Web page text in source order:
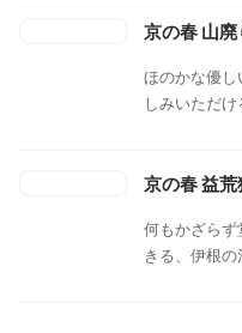
京の春 山
ほのかな優し
しみいただ
京の春 益
何もかざらず
きる、伊根